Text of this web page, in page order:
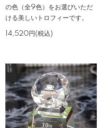
の色（全9色）をお選びいただ
ける美しいトロフィーです。
14,520円(税込)